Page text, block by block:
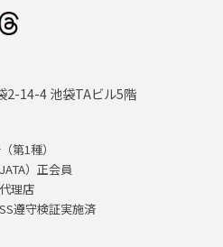
2-14-4 池袋TAビル5階
第1種）
）正会員
理店
遵守検証実施済